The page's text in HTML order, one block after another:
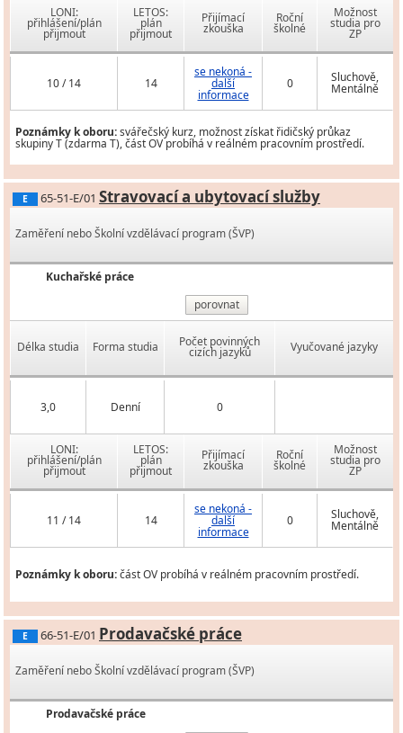
LONI:
přihlášení/plán
přijmout
LETOS:
plán
přijmout
Přijímací
zkouška
Roční
školné
Možnost
studia pro
ZP
10 / 14 14
se nekoná -
další
informace
0 Sluchově,
Mentálně
Poznámky k oboru:svářečský kurz, možnost získat řidičský průkaz
skupiny T (zdarma T), část OV probíhá v reálném pracovním prostředí.
E 65-51-E/01 Stravovací a ubytovací služby
Zaměření nebo Školní vzdělávací program (ŠVP)
Kuchařské práce
porovnat
Délka studia Forma studia Počet povinných
cizích jazyků Vyučované jazyky
3,0 Denní 0
LONI:
přihlášení/plán
přijmout
LETOS:
plán
přijmout
Přijímací
zkouška
Roční
školné
Možnost
studia pro
ZP
11 / 14 14
se nekoná -
další
informace
0 Sluchově,
Mentálně
Poznámky k oboru:část OV probíhá v reálném pracovním prostředí.
E 66-51-E/01 Prodavačské práce
Zaměření nebo Školní vzdělávací program (ŠVP)
Prodavačské práce